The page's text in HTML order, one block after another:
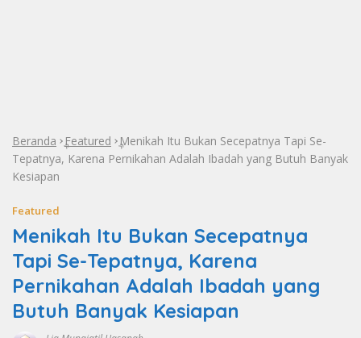
Beranda »Featured »Menikah Itu Bukan Secepatnya Tapi Se-
Tepatnya, Karena Pernikahan Adalah Ibadah yang Butuh Banyak
Kesiapan
Featured
Menikah Itu Bukan Secepatnya
Tapi Se-Tepatnya, Karena
Pernikahan Adalah Ibadah yang
Butuh Banyak Kesiapan